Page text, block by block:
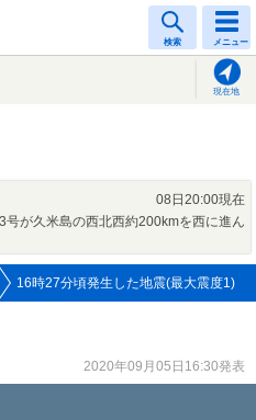
検索 メニュー
現在地
08日20:00現在
号が久米島の西北西約200kmを西に進ん
16時27分頃発生した地震(最大震度1)
2020年09月05日16:30発表